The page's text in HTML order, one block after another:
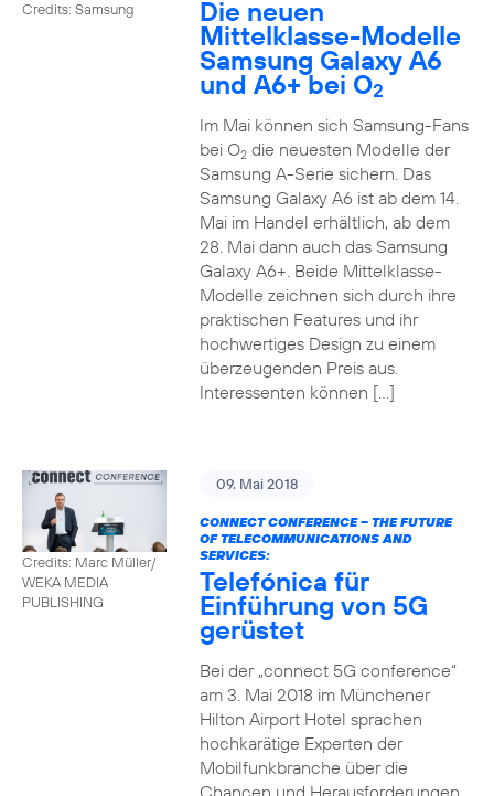
Credits: Samsung Die neuen
Mittelklasse-Modelle
Samsung Galaxy A6
und A6+ bei O2
Im Mai können sich Samsung-Fans
bei O2die neuesten Modelle der
Samsung A-Serie sichern. Das
Samsung Galaxy A6 ist ab dem 14.
Mai im Handel erhältlich, ab dem
28. Mai dann auch das Samsung
Galaxy A6+. Beide Mittelklasse-
Modelle zeichnen sich durch ihre
praktischen Features und ihr
hochwertiges Design zu einem
überzeugenden Preis aus.
Interessenten können […]
Credits: Marc Müller/
WEKA MEDIA
PUBLISHING
09. Mai 2018
CONNECT CONFERENCE – THE FUTURE
OF TELECOMMUNICATIONS AND
SERVICES:
Telefónica für
Einführung von 5G
gerüstet
Bei der „connect 5G conference“
am 3. Mai 2018 im Münchener
Hilton Airport Hotel sprachen
hochkarätige Experten der
Mobilfunkbranche über die
Chancen und Herausforderungen